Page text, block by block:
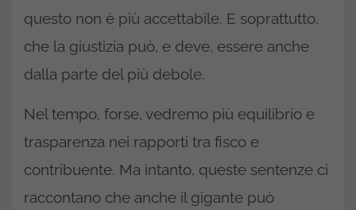
questo non è più accettabile. E soprattutto,
che la giustizia può, e deve, essere anche
dalla parte del più debole.
Nel tempo, forse, vedremo più equilibrio e
trasparenza nei rapporti tra fisco e
contribuente. Ma intanto, queste sentenze ci
raccontano che anche il gigante può